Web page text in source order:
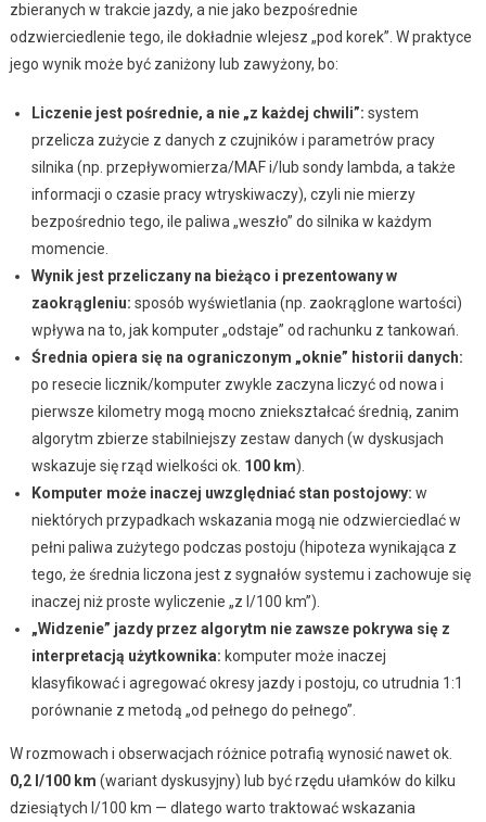
zbieranych w trakcie jazdy, a nie jako bezpośrednie
odzwierciedlenie tego, ile dokładnie wlejesz „pod korek”. W praktyce
jego wynik może być zaniżony lub zawyżony, bo:
Liczenie jest pośrednie, a nie „z każdej chwili”: system
przelicza zużycie z danych z czujników i parametrów pracy
silnika (np. przepływomierza/MAF i/lub sondy lambda, a także
informacji o czasie pracy wtryskiwaczy), czyli nie mierzy
bezpośrednio tego, ile paliwa „weszło” do silnika w każdym
momencie.
Wynik jest przeliczany na bieżąco i prezentowany w
zaokrągleniu: sposób wyświetlania (np. zaokrąglone wartości)
wpływa na to, jak komputer „odstaje” od rachunku z tankowań.
Średnia opiera się na ograniczonym „oknie” historii danych:
po resecie licznik/komputer zwykle zaczyna liczyć od nowa i
pierwsze kilometry mogą mocno zniekształcać średnią, zanim
algorytm zbierze stabilniejszy zestaw danych (w dyskusjach
wskazuje się rząd wielkości ok. 100 km).
Komputer może inaczej uwzględniać stan postojowy: w
niektórych przypadkach wskazania mogą nie odzwierciedlać w
pełni paliwa zużytego podczas postoju (hipoteza wynikająca z
tego, że średnia liczona jest z sygnałów systemu i zachowuje się
inaczej niż proste wyliczenie „z l/100 km”).
„Widzenie” jazdy przez algorytm nie zawsze pokrywa się z
interpretacją użytkownika: komputer może inaczej
klasyfikować i agregować okresy jazdy i postoju, co utrudnia 1:1
porównanie z metodą „od pełnego do pełnego”.
W rozmowach i obserwacjach różnice potrafią wynosić nawet ok.
0,2 l/100 km (wariant dyskusyjny) lub być rzędu ułamków do kilku
dziesiątych l/100 km — dlatego warto traktować wskazania